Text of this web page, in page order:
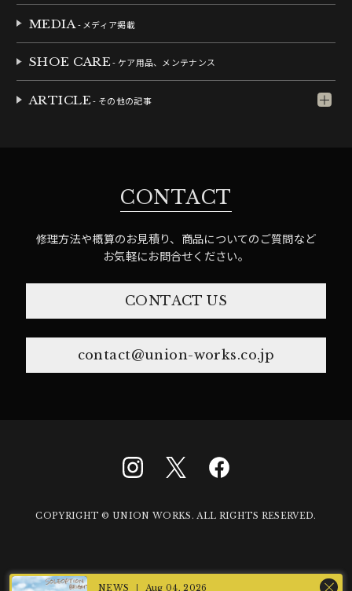
Aug 04, 2026
MEDIA- メディア掲載
SHOE CARE- ケア用品、メンテナンス
ARTICLE- その他の記事
CONTACT
修理方法や概算のお見積り、商品についてのご質問など
お気軽にお問合せください。
CONTACT US
contact@union-works.co.jp
COPYRIGHT © UNION WORKS. ALL RIGHTS RESERVED.